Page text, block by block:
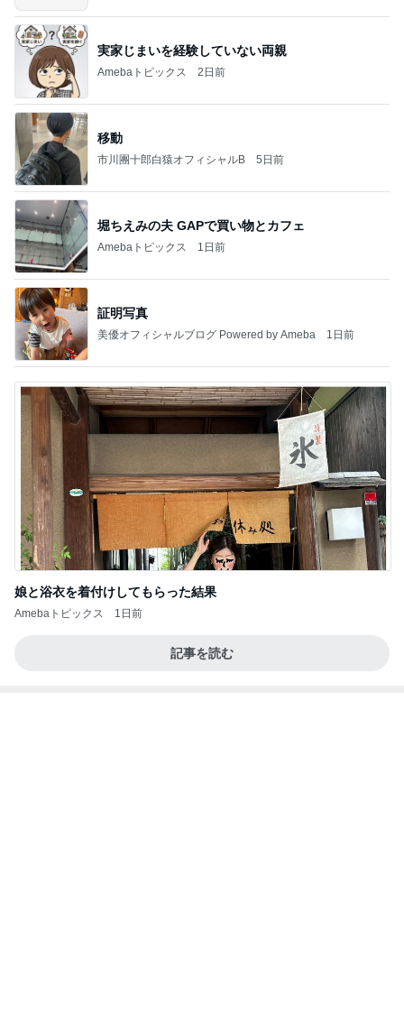
実家じまいを経験していない両親
Amebaトピックス 2日前
移動
市川團十郎白猿オフィシャルB 5日前
堀ちえみの夫 GAPで買い物とカフェ
Amebaトピックス 1日前
証明写真
美優オフィシャルブログ Powered by Ameba 1日前
娘と浴衣を着付けしてもらった結果
Amebaトピックス 1日前
記事を読む